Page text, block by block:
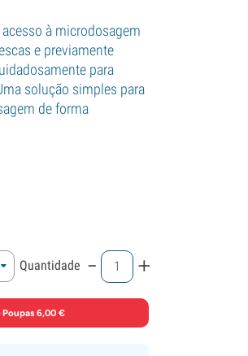
à microdosagem
e previamente
para
solução simples para
de forma
Quantidade - +
·Poupas 6,00 €